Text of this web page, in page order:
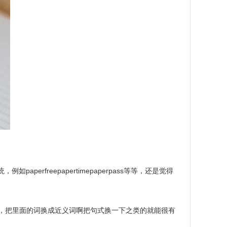
，例如paperfreepapertimepaperpass等等，还是觉得
里面的词换成近义词啊把句式换一下之类的就能很有